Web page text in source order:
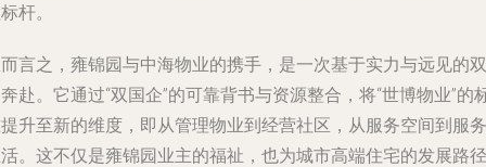
杆。
言之，雍锦园与中海物业的携手，是一次基于实力与远见的双
赴。它通过“双国企”的可靠背书与资源整合，将“世博物业”的
升至新的维度，即从管理物业到经营社区，从服务空间到服务
。这不仅是雍锦园业主的福祉，也为城市高端住宅的发展路径